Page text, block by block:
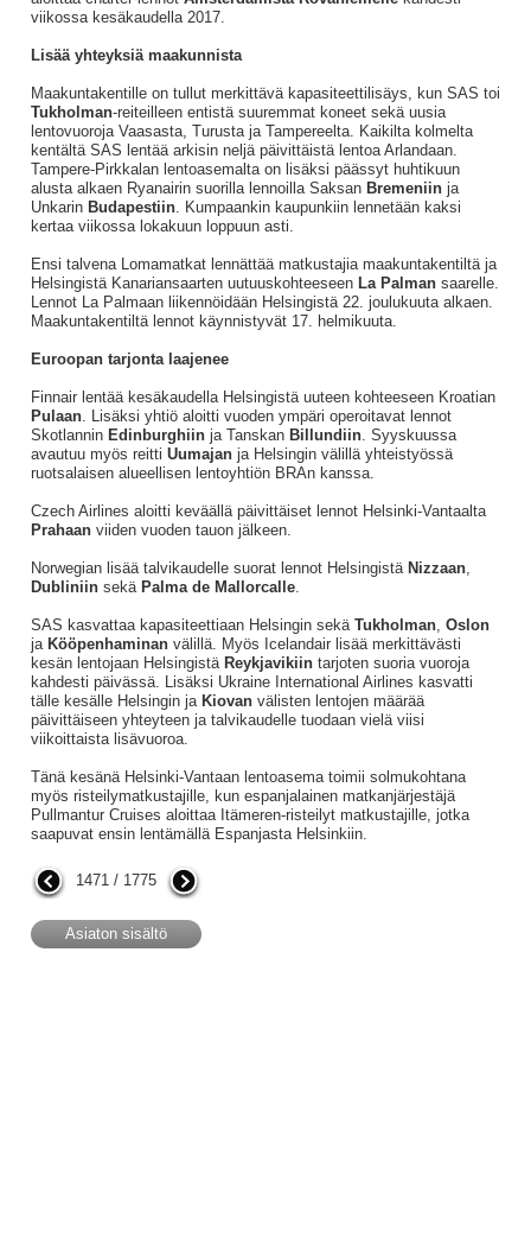
viikossa kesäkaudella 2017.
Lisää yhteyksiä maakunnista
Maakuntakentille on tullut merkittävä kapasiteettilisäys, kun SAS toi
Tukholman-reiteilleen entistä suuremmat koneet sekä uusia
lentovuoroja Vaasasta, Turusta ja Tampereelta. Kaikilta kolmelta
kentältä SAS lentää arkisin neljä päivittäistä lentoa Arlandaan.
Tampere-Pirkkalan lentoasemalta on lisäksi päässyt huhtikuun
alusta alkaen Ryanairin suorilla lennoilla Saksan Bremeniinja
Unkarin Budapestiin. Kumpaankin kaupunkiin lennetään kaksi
kertaa viikossa lokakuun loppuun asti.
Ensi talvena Lomamatkat lennättää matkustajia maakuntakentiltä ja
Helsingistä Kanariansaarten uutuuskohteeseenLa Palmansaarelle.
Lennot La Palmaan liikennöidään Helsingistä 22. joulukuuta alkaen.
Maakuntakentiltä lennot käynnistyvät 17. helmikuuta.
Euroopan tarjonta laajenee
Finnair lentää kesäkaudella Helsingistä uuteen kohteeseen Kroatian
Pulaan. Lisäksi yhtiö aloitti vuoden ympäri operoitavat lennot
Skotlannin Edinburghiinja Tanskan Billundiin. Syyskuussa
avautuu myös reitti Uumajanja Helsingin välillä yhteistyössä
ruotsalaisen alueellisen lentoyhtiön BRAn kanssa.
Czech Airlines aloitti keväällä päivittäiset lennot Helsinki-Vantaalta
Prahaanviiden vuoden tauon jälkeen.
Norwegian lisää talvikaudelle suorat lennot Helsingistä Nizzaan,
Dubliniinsekä Palma de Mallorcalle.
SAS kasvattaa kapasiteettiaan Helsingin sekä Tukholman, Oslon
ja Kööpenhaminanvälillä. Myös Icelandair lisää merkittävästi
kesän lentojaan Helsingistä Reykjavikiintarjoten suoria vuoroja
kahdesti päivässä. Lisäksi Ukraine International Airlines kasvatti
tälle kesälle Helsingin ja Kiovanvälisten lentojen määrää
päivittäiseen yhteyteen ja talvikaudelle tuodaan vielä viisi
viikoittaista lisävuoroa.
Tänä kesänä Helsinki-Vantaan lentoasema toimii solmukohtana
myös risteilymatkustajille, kun espanjalainen matkanjärjestäjä
Pullmantur Cruises aloittaa Itämeren-risteilyt matkustajille, jotka
saapuvat ensin lentämällä Espanjasta Helsinkiin.
1471 / 1775
Asiaton sisältö